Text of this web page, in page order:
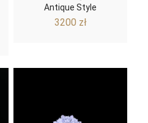
Antique Style
3200 zł